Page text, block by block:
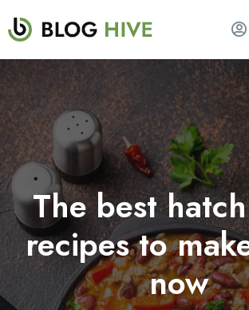
The best
recipes to
now